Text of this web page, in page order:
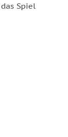
Spiel
VERLOREN“